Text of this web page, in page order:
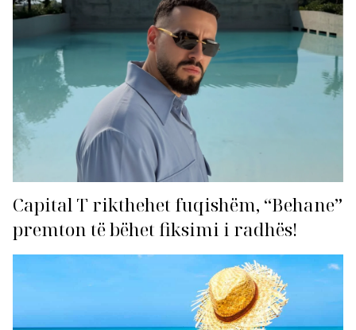
Capital T rikthehet fuqishëm, “Behane”
premton të bëhet fiksimi i radhës!